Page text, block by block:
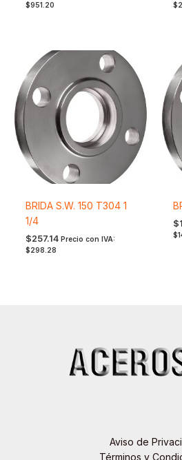
$951.20
$
BRIDA S.W. 150 T304 1
1/4
$257.14 Precio con IVA:
$298.28
$
$
Aviso de
Términos y